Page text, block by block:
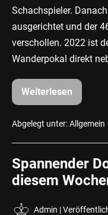
Schachspieler.
ausgerichtet und der
verschollen. 2022 ist
Wanderpokal direkt
Weiterlesen
Einladung
zum
Tübinger
am
Dezember
2025
Abgelegt unter:Allgemein
Spannender
diesem
Admin |